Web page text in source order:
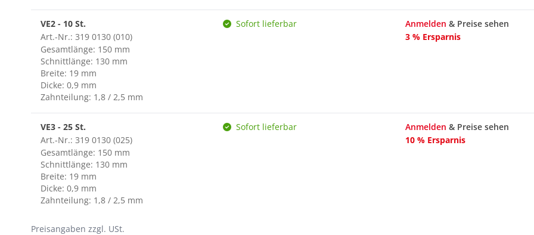
VE2 - 10 St.
Art.-Nr.: 319 0130 (010)
Gesamtlänge: 150 mm
Schnittlänge: 130 mm
Breite: 19 mm
Dicke: 0,9 mm
Zahnteilung: 1,8 / 2,5 mm
Sofort lieferbar Anmelden & Preise sehen
3 % Ersparnis
VE3 - 25 St.
Art.-Nr.: 319 0130 (025)
Gesamtlänge: 150 mm
Schnittlänge: 130 mm
Breite: 19 mm
Dicke: 0,9 mm
Zahnteilung: 1,8 / 2,5 mm
Sofort lieferbar Anmelden & Preise sehen
10 % Ersparnis
Preisangaben zzgl. USt.